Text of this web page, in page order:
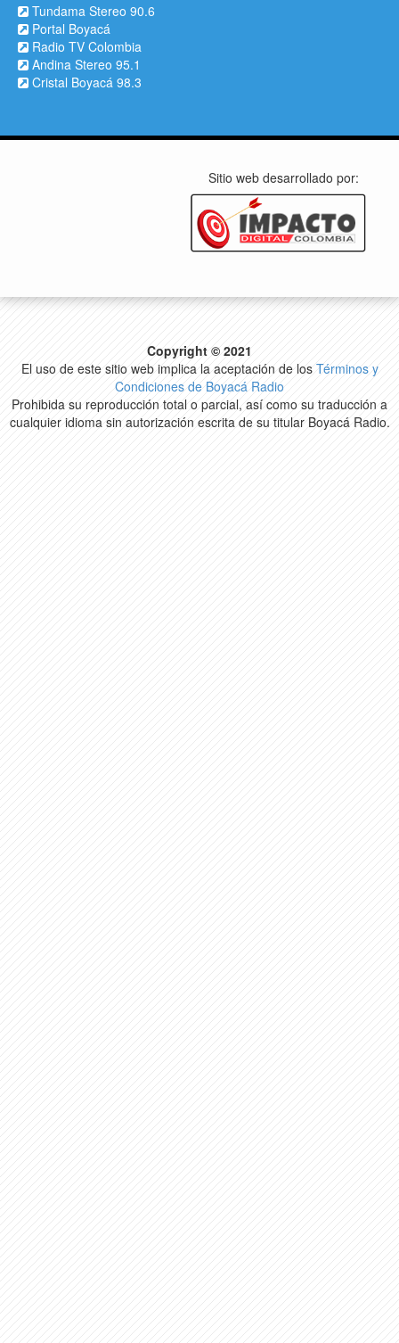
Tundama Stereo 90.6
Portal Boyacá
Radio TV Colombia
Andina Stereo 95.1
Cristal Boyacá 98.3
Sitio web desarrollado por:
Copyright © 2021
El uso de este sitio web implica la aceptación de los Términos y
Condiciones de Boyacá Radio
Prohibida su reproducción total o parcial, así como su traducción a
cualquier idioma sin autorización escrita de su titular Boyacá Radio.